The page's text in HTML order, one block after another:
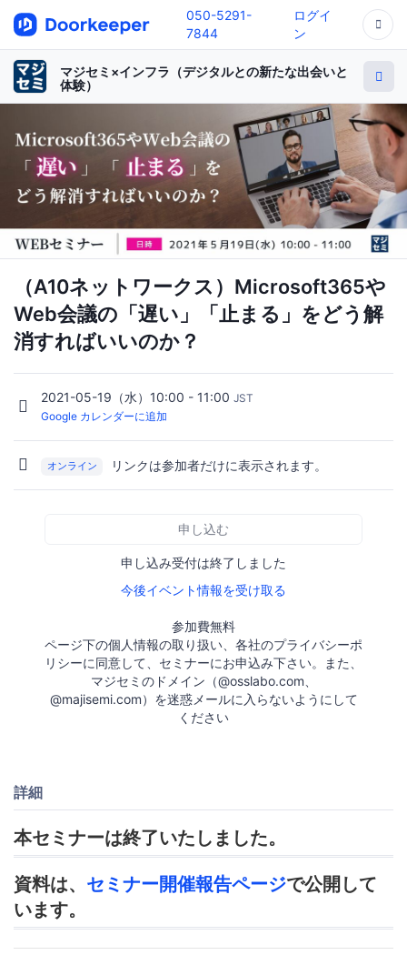
050-5291-
7844
ログイ
ン
マジセミ×インフラ（デジタルとの新たな出会いと
体験）
（A10ネットワークス）Microsoft365や
Web会議の「遅い」「止まる」をどう解
消すればいいのか？
2021-05-19（水）10:00 - 11:00 JST
Google カレンダーに追加
オンライン リンクは参加者だけに表示されます。
申し込む
申し込み受付は終了しました
今後イベント情報を受け取る
参加費無料
ページ下の個人情報の取り扱い、各社のプライバシーポ
リシーに同意して、セミナーにお申込み下さい。また、
マジセミのドメイン（@osslabo.com、
@majisemi.com）を迷惑メールに入らないようにして
ください
詳細
本セミナーは終了いたしました。
資料は、 セミナー開催報告ページで公開して
います。